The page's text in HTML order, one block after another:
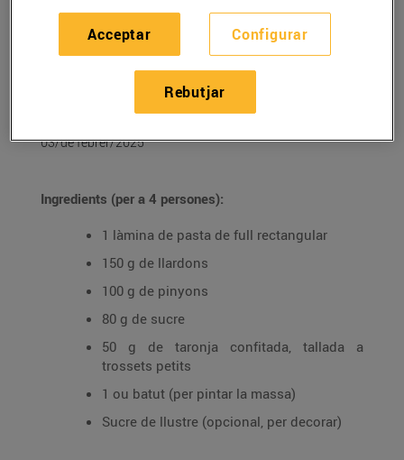
RECEPTES
Coca de llardons amb
taronja confitada i
pinyons
03/de febrer/2025
Ingredients (per a 4 persones):
1 làmina de pasta de full rectangular
150 g de llardons
100 g de pinyons
80 g de sucre
50 g de taronja confitada, tallada a
trossets petits
1 ou batut (per pintar la massa)
Sucre de llustre (opcional, per decorar)
Configurar
Rebutjar
Acceptar